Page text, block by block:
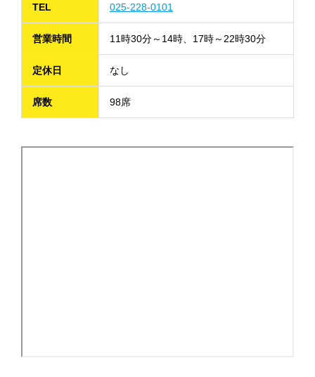
TEL 025-228-0101
営業時間 11時30分～14時、17時～22時30分
定休日 なし
席数 98席